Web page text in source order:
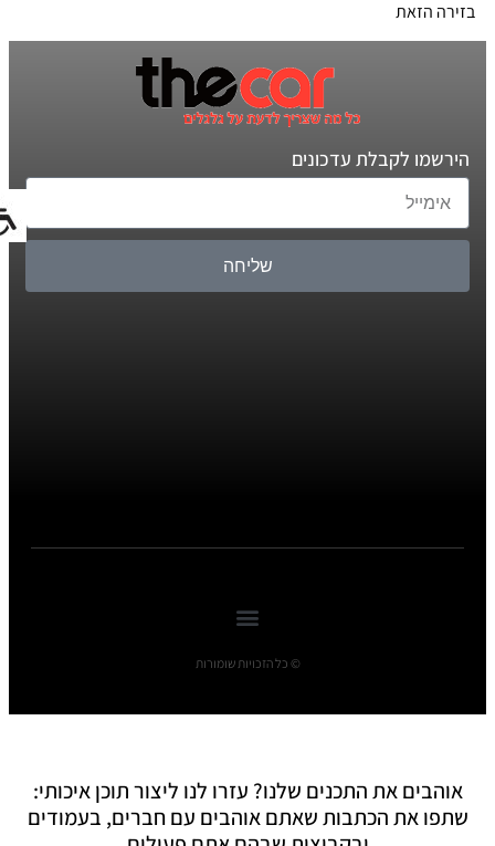
בזירה הזאת
הירשמו לקבלת עדכונים
שליחה
© כל הזכויות שומורות
אוהבים את התכנים שלנו? עזרו לנו ליצור תוכן איכותי:
שתפו את הכתבות שאתם אוהבים עם חברים, בעמודים